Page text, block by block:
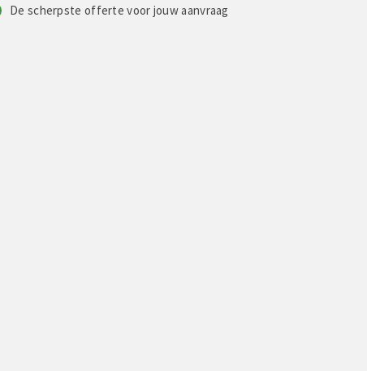
De scherpste offerte voor jouw aanvraag